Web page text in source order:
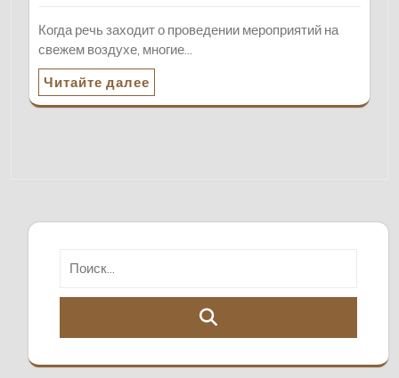
Когда речь заходит о проведении мероприятий на
свежем воздухе, многие…
Читайте далее